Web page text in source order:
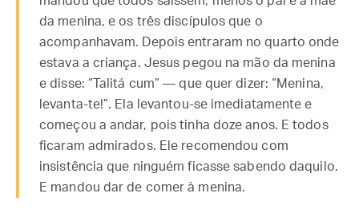
da menina, e os três discípulos que o
acompanhavam. Depois entraram no quarto onde
estava a criança. Jesus pegou na mão da menina
e disse: “Talitá cum” — que quer dizer: “Menina,
levanta-te!”. Ela levantou-se imediatamente e
começou a andar, pois tinha doze anos. E todos
ficaram admirados. Ele recomendou com
insistência que ninguém ficasse sabendo daquilo.
E mandou dar de comer à menina.